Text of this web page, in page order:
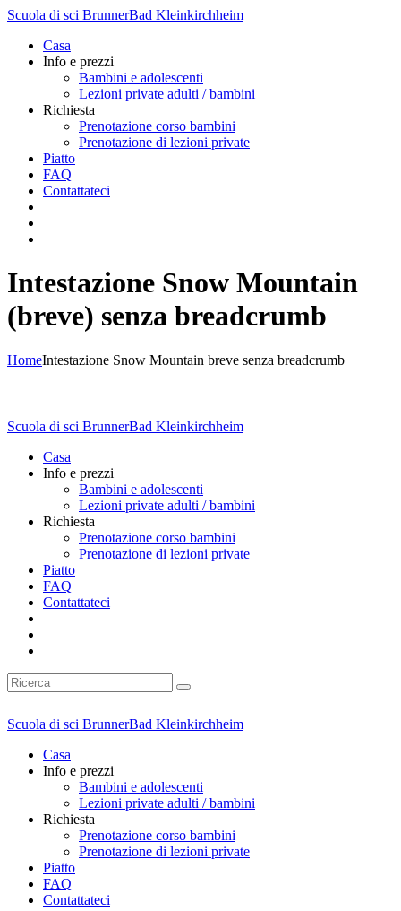
Scuola di sci BrunnerBad Kleinkirchheim
Casa
Info e prezzi
Bambini e adolescenti
Lezioni private adulti / bambini
Richiesta
Prenotazione corso bambini
Prenotazione di lezioni private
Piatto
FAQ
Contattateci
Intestazione Snow Mountain
(breve) senza breadcrumb
HomeIntestazione Snow Mountain breve senza breadcrumb
Scuola di sci BrunnerBad Kleinkirchheim
Casa
Info e prezzi
Bambini e adolescenti
Lezioni private adulti / bambini
Richiesta
Prenotazione corso bambini
Prenotazione di lezioni private
Piatto
FAQ
Contattateci
Scuola di sci BrunnerBad Kleinkirchheim
Casa
Info e prezzi
Bambini e adolescenti
Lezioni private adulti / bambini
Richiesta
Prenotazione corso bambini
Prenotazione di lezioni private
Piatto
FAQ
Contattateci